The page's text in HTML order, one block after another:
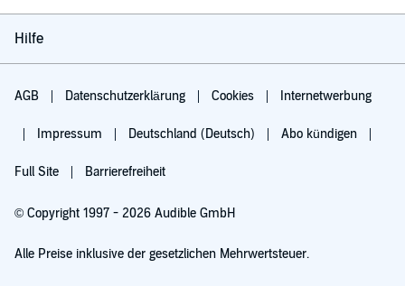
Hilfe
AGB Datenschutzerklärung Cookies Internetwerbung
Impressum Deutschland (Deutsch) Abo kündigen
Full Site Barrierefreiheit
© Copyright 1997 - 2026 Audible GmbH
Alle Preise inklusive der gesetzlichen Mehrwertsteuer.